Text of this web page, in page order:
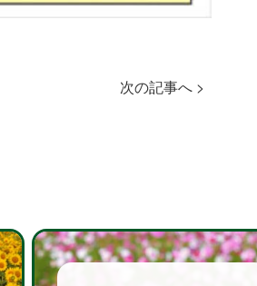
次の記事へ >